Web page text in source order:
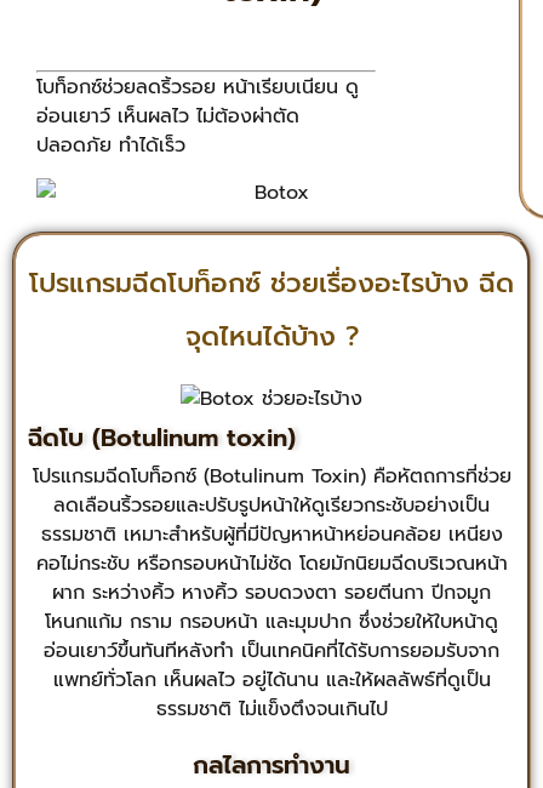
โบท็อกซ์ช่วยลดริ้วรอย หน้าเรียบเนียน ดู
อ่อนเยาว์ เห็นผลไว ไม่ต้องผ่าตัด
ปลอดภัย ทำได้เร็ว
โปรแกรมฉีดโบท็อกซ์ ช่วยเรื่องอะไรบ้าง ฉีด
จุดไหนได้บ้าง ?
ฉีดโบ (Botulinum toxin)
โปรแกรมฉีดโบท็อกซ์ (Botulinum Toxin) คือหัตถการที่ช่วย
ลดเลือนริ้วรอยและปรับรูปหน้าให้ดูเรียวกระชับอย่างเป็น
ธรรมชาติ เหมาะสำหรับผู้ที่มีปัญหาหน้าหย่อนคล้อย เหนียง
คอไม่กระชับ หรือกรอบหน้าไม่ชัด โดยมักนิยมฉีดบริเวณหน้า
ผาก ระหว่างคิ้ว หางคิ้ว รอบดวงตา รอยตีนกา ปีกจมูก
โหนกแก้ม กราม กรอบหน้า และมุมปาก ซึ่งช่วยให้ใบหน้าดู
อ่อนเยาว์ขึ้นทันทีหลังทำ เป็นเทคนิคที่ได้รับการยอมรับจาก
แพทย์ทั่วโลก เห็นผลไว อยู่ได้นาน และให้ผลลัพธ์ที่ดูเป็น
ธรรมชาติ ไม่แข็งตึงจนเกินไป
กลไลการทำงาน